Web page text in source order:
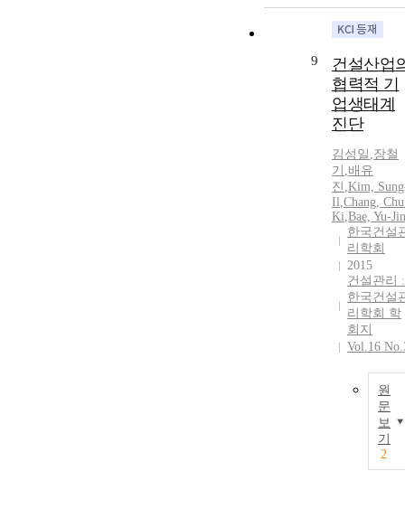
9
건설산업
협력적 기
업생태계
진단
김성일 ,장철
기 ,배유
진 ,Kim,
Il,Chang,
Ki,Bae, Yu-Jin
한국건설
리학회
2015
건설관리 :
한국건설
리학회 학
회지
Vol.16
원
문
보
기
2